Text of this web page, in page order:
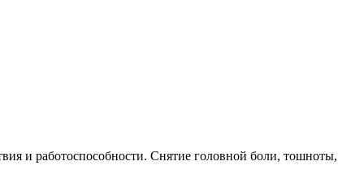
и работоспособности. Снятие головной боли, тошноты,